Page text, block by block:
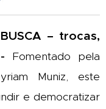
– trocas,
- Fomentado pela
Muniz, este
e democratizar